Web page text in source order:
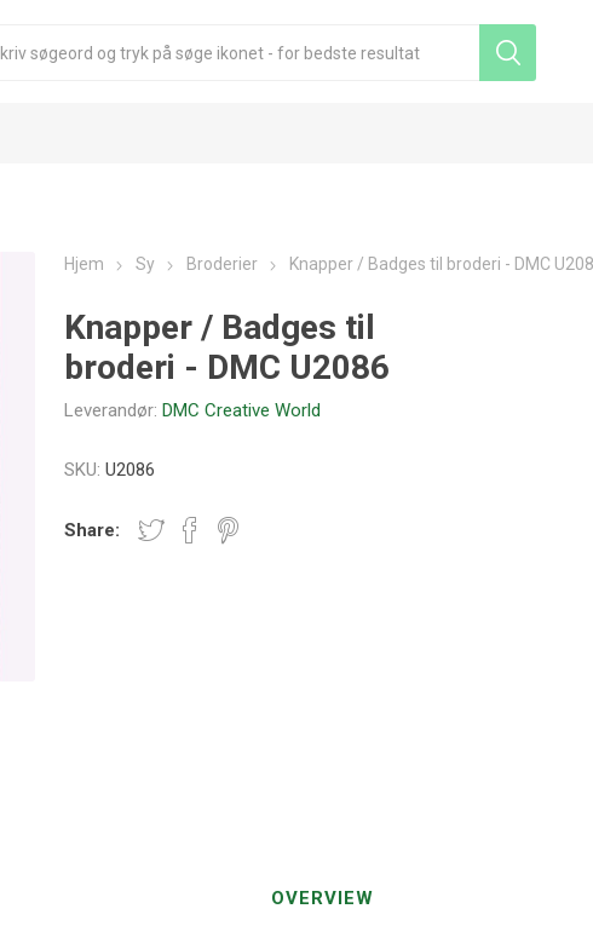
Hjem Sy Broderier Knapper / Badges til broderi - DMC
Knapper / Badges til
broderi - DMC U2086
Leverandør: DMC Creative World
SKU: U2086
Share:
OVERVIEW